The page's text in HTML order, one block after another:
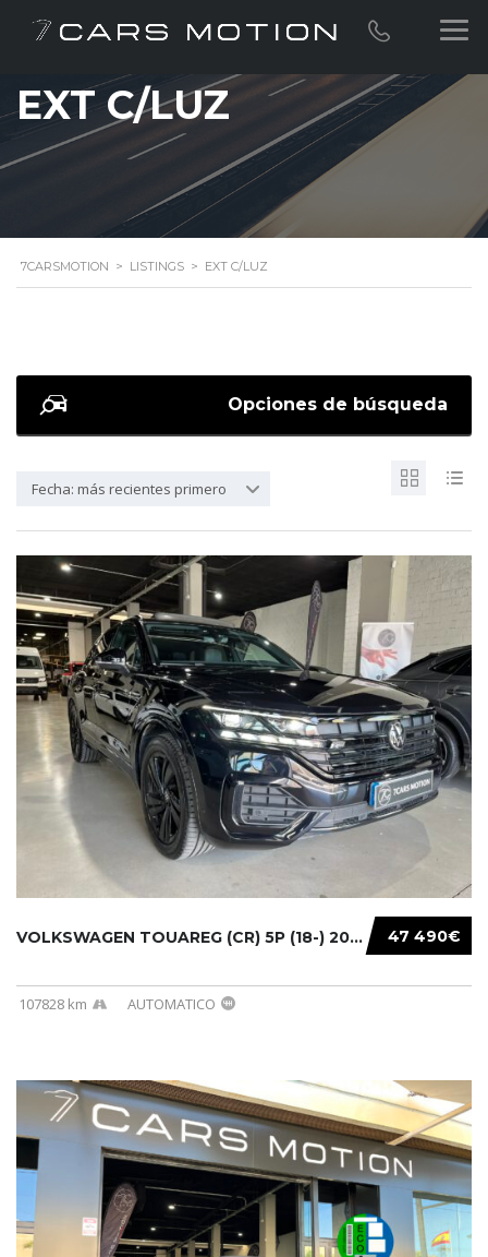
EXT C/LUZ
7CARSMOTION > LISTINGS > EXT C/LUZ
Opciones de búsqueda
Fecha: más recientes primero
47 490€
VOLKSWAGEN TOUAREG (CR) 5P (18-) 2021...
107828 km AUTOMATICO